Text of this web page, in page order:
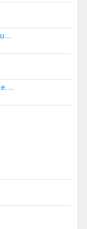
Ambulancehelikopter naar Vliegbasis Leeuwarden
Ambulancehelikopter naar Leeuwarden Medical Center Heliport